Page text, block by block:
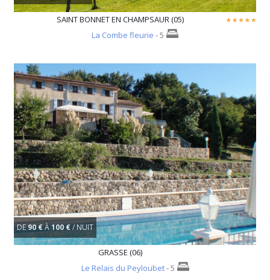
SAINT BONNET EN CHAMPSAUR (05)
La Combe fleurie - 5
DE90 €À100 €/ NUIT
GRASSE (06)
Le Relais du Peyloubet- 5